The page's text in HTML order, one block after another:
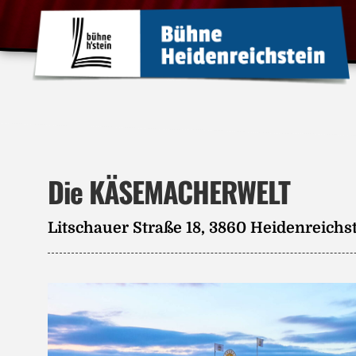
Die KÄSEMACHERWELT
Litschauer Straße 18, 3860